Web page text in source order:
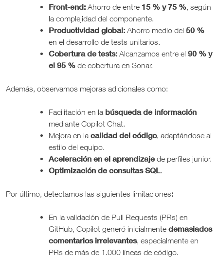
Front-end: Ahorro de entre 15 % y 75 %, según
la complejidad del componente.
Productividad global: Ahorro medio del 50 %
en el desarrollo de tests unitarios.
Cobertura de tests: Alcanzamos entre el 90 % y
el 95 % de cobertura en Sonar.
Además, observamos mejoras adicionales como:
Facilitación en la búsqueda de información
mediante Copilot Chat.
Mejora en la calidad del código, adaptándose al
estilo del equipo.
Aceleración en el aprendizaje de perfiles junior.
Optimización de consultas SQL.
Por último, detectamos las siguientes limitaciones:
En la validación de Pull Requests (PRs) en
GitHub, Copilot generó inicialmente demasiados
comentarios irrelevantes, especialmente en
PRs de más de 1.000 líneas de código.